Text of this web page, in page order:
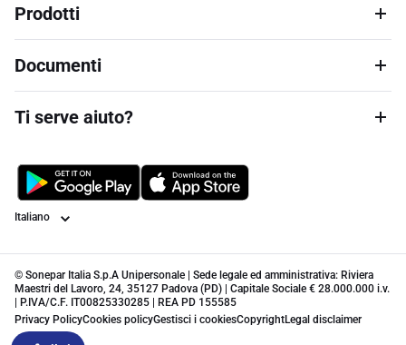
Prodotti
Documenti
Ti serve aiuto?
Lingua
© Sonepar Italia S.p.A Unipersonale | Sede legale ed amministrativa: Riviera
Maestri del Lavoro, 24, 35127 Padova (PD) | Capitale Sociale € 28.000.000 i.v.
| P.IVA/C.F. IT00825330285 | REA PD 155585
Privacy PolicyCookies policyGestisci i cookiesCopyrightLegal disclaimer